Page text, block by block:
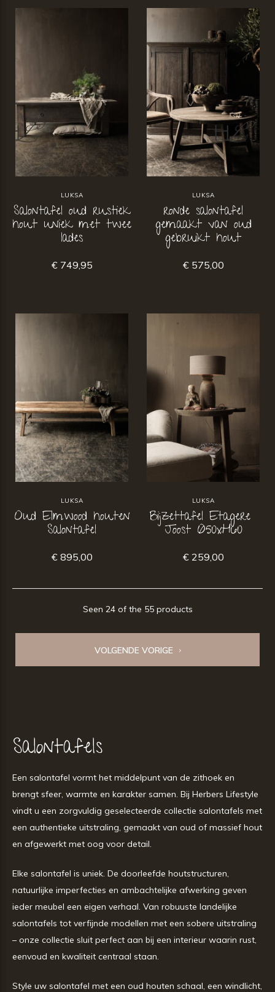
LUKSA
Salontafel oud rustiek
hout uniek met twee
lades
€ 749,95
LUKSA
ronde salontafel
gemaakt van oud
gebruikt hout
€ 575,00
LUKSA
Oud Elmwood houten
Salontafel
€ 895,00
LUKSA
Bijzettafel Etagere
Joost Ø50xH60
€ 259,00
Seen 24 of the 55 products
VOLGENDE VORIGE
Salontafels
Een salontafel vormt het middelpunt van de zithoek en
brengt sfeer, warmte en karakter samen. Bij Herbers Lifestyle
vindt u een zorgvuldig geselecteerde collectie salontafels met
een authentieke uitstraling, gemaakt van oud of massief hout
en afgewerkt met oog voor detail.
Elke salontafel is uniek. De doorleefde houtstructuren,
natuurlijke imperfecties en ambachtelijke afwerking geven
ieder meubel een eigen verhaal. Van robuuste landelijke
salontafels tot verfijnde modellen met een sobere uitstraling
– onze collectie sluit perfect aan bij een interieur waarin rust,
eenvoud en kwaliteit centraal staan.
Style uw salontafel met een oud houten schaal, een windlicht,